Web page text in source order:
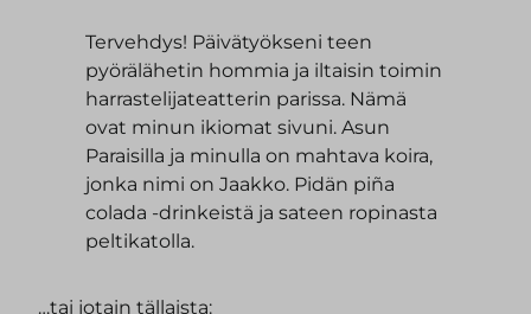
Tervehdys! Päivätyökseni teen
pyörälähetin hommia ja iltaisin toimin
harrastelijateatterin parissa. Nämä
ovat minun ikiomat sivuni. Asun
Paraisilla ja minulla on mahtava koira,
jonka nimi on Jaakko. Pidän piña
colada -drinkeistä ja sateen ropinasta
peltikatolla.
…tai jotain tällaista: